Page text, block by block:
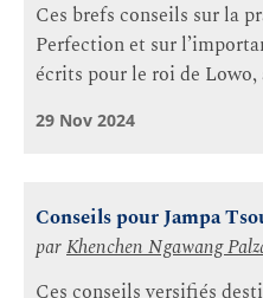
Ces brefs conseils sur la
Perfection et sur
écrits pour le roi de Lowo,
29 Nov 2024
Conseils pour Jampa
parKhenchen Ngawang
Ces conseils versifiés